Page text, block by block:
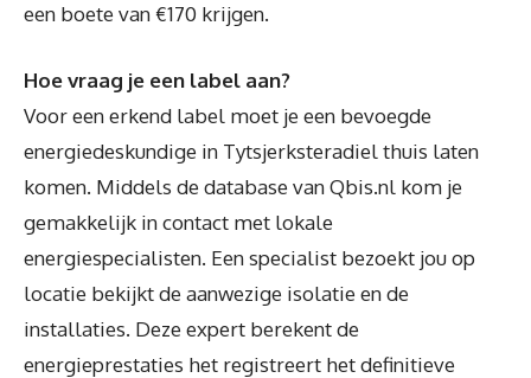
een boete van €170 krijgen.
Hoe vraag je een label aan?
Voor een erkend label moet je een bevoegde
energiedeskundige in Tytsjerksteradiel thuis laten
komen. Middels de database van Qbis.nl kom je
gemakkelijk in contact met lokale
energiespecialisten. Een specialist bezoekt jou op
locatie bekijkt de aanwezige isolatie en de
installaties. Deze expert berekent de
energieprestaties het registreert het definitieve